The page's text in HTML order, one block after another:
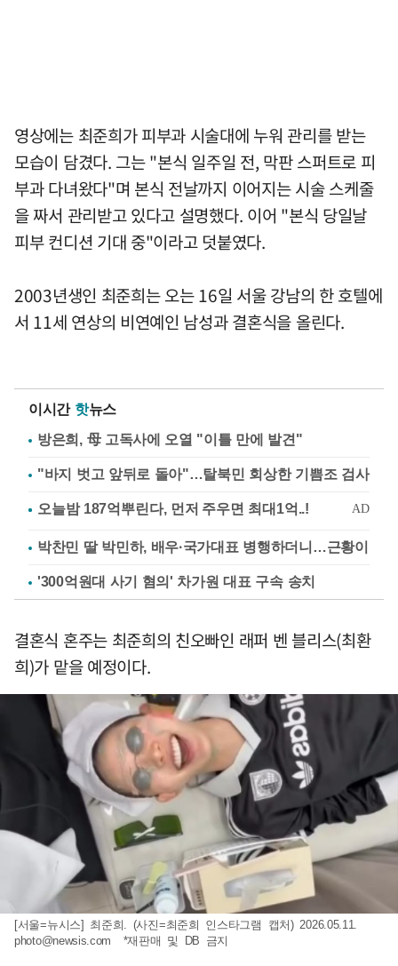
영상에는 최준희가 피부과 시술대에 누워 관리를 받는
모습이 담겼다. 그는 "본식 일주일 전, 막판 스퍼트로 피
부과 다녀왔다"며 본식 전날까지 이어지는 시술 스케줄
을 짜서 관리받고 있다고 설명했다. 이어 "본식 당일날
피부 컨디션 기대 중"이라고 덧붙였다.
2003년생인 최준희는 오는 16일 서울 강남의 한 호텔에
서 11세 연상의 비연예인 남성과 결혼식을 올린다.
이시간 핫뉴스
방은희, 母 고독사에 오열 "이틀 만에 발견"
"바지 벗고 앞뒤로 돌아"…탈북민 회상한 기쁨조 검사
박찬민 딸 박민하, 배우·국가대표 병행하더니…근황이
'300억원대 사기 혐의' 차가원 대표 구속 송치
결혼식 혼주는 최준희의 친오빠인 래퍼 벤 블리스(최환
희)가 맡을 예정이다.
[서울=뉴시스] 최준희. (사진=최준희 인스타그램 캡처) 2026.05.11.
photo@newsis.com *재판매 및 DB 금지